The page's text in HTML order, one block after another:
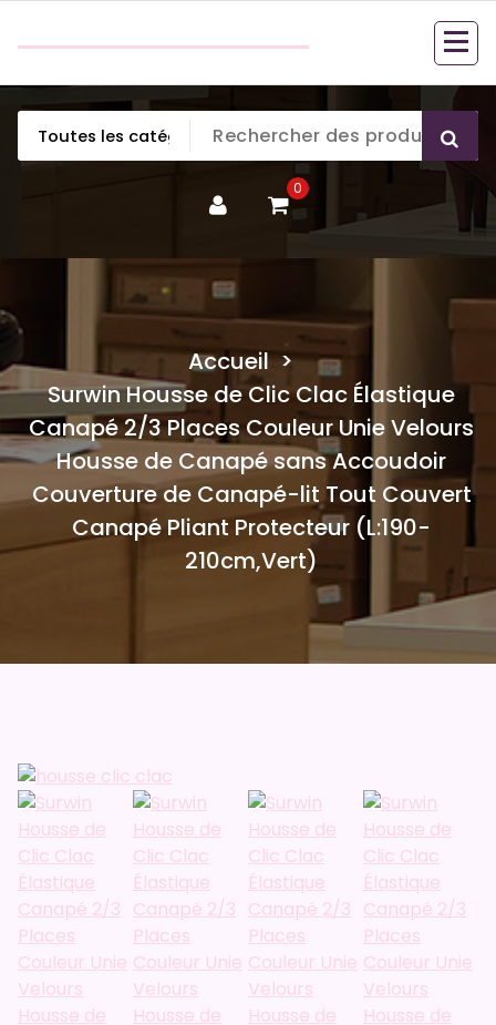
0
Accueil>
Surwin Housse de Clic Clac Élastique
Canapé 2/3 Places Couleur Unie Velours
Housse de Canapé sans Accoudoir
Couverture de Canapé-lit Tout Couvert
Canapé Pliant Protecteur (L:190-
210cm,Vert)